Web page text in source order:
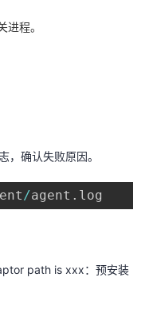
进程。
，确认失败原因。
/agent . log
path is xxx：预安装